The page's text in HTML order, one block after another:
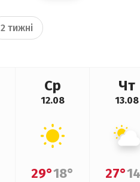
2 тижні
Ср
12.08
29°18°
Чт
13.08
27°